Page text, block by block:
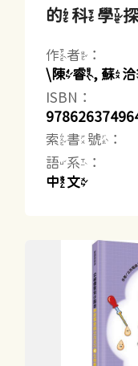
的科學
作者：
\陳睿, 蘇
ISBN：
索書號：
語系：
中文